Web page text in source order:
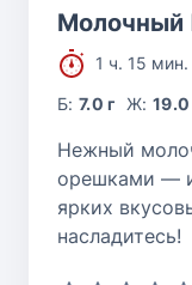
Молочный
1 ч. 15 мин.
Б:7.0 г Ж: 19.0
Нежный
орешками —
ярких
насладитесь!